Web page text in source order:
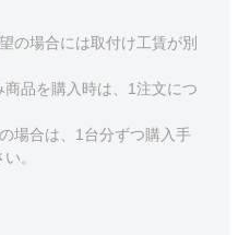
の場合には取付け工賃が別
品を購入時は、1注文につ
場合は、1台分ずつ購入手
。